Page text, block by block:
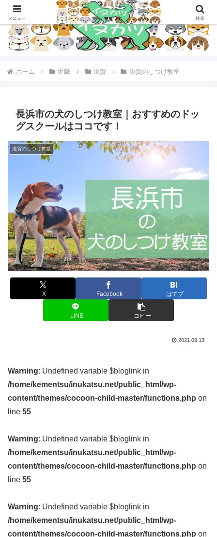
ホーム 近畿 滋賀 滋賀のしつけ教室
長浜市の犬のしつけ教室｜おすすめのドッ
グスクールはココです！
滋賀のしつけ教室
X Facebook はてブ
LINE コピー
2021.09.13
Warning: Undefined variable $bloglink in
/home/kementsu/inukatsu.net/public_html/wp-
content/themes/cocoon-child-master/functions.php on
line 55
Warning: Undefined variable $bloglink in
/home/kementsu/inukatsu.net/public_html/wp-
content/themes/cocoon-child-master/functions.php on
line 55
Warning: Undefined variable $bloglink in
/home/kementsu/inukatsu.net/public_html/wp-
content/themes/cocoon-child-master/functions.php on
メニュー 検索